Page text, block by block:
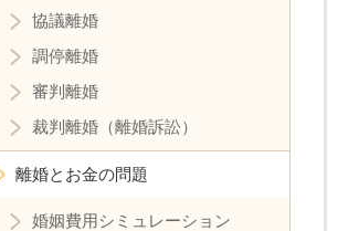
協議離婚
調停離婚
審判離婚
裁判離婚（離婚訴訟）
離婚とお金の問題
婚姻費用シミュレーション